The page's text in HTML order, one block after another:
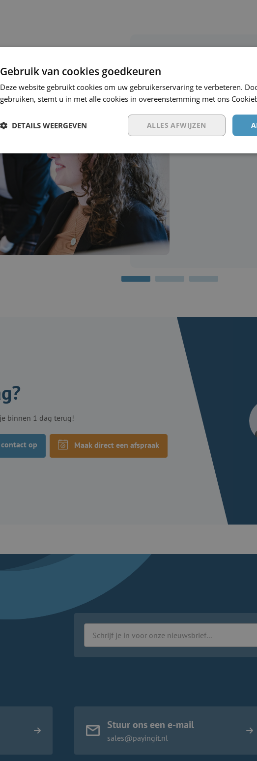
'' Payroll is
zelf
binnen 1 dag terug!
contact op Maak direct een afspraak
Stuur ons een e-mail
sales@payingit.nl
Gebruik van cookies goedkeuren
Deze website gebruikt cookies om uw gebruikerservaring te verbeteren.
gebruiken, stemt u in met alle cookies in overeenstemming met ons
ALLES AFWIJZEN
DETAILS WEERGEVEN